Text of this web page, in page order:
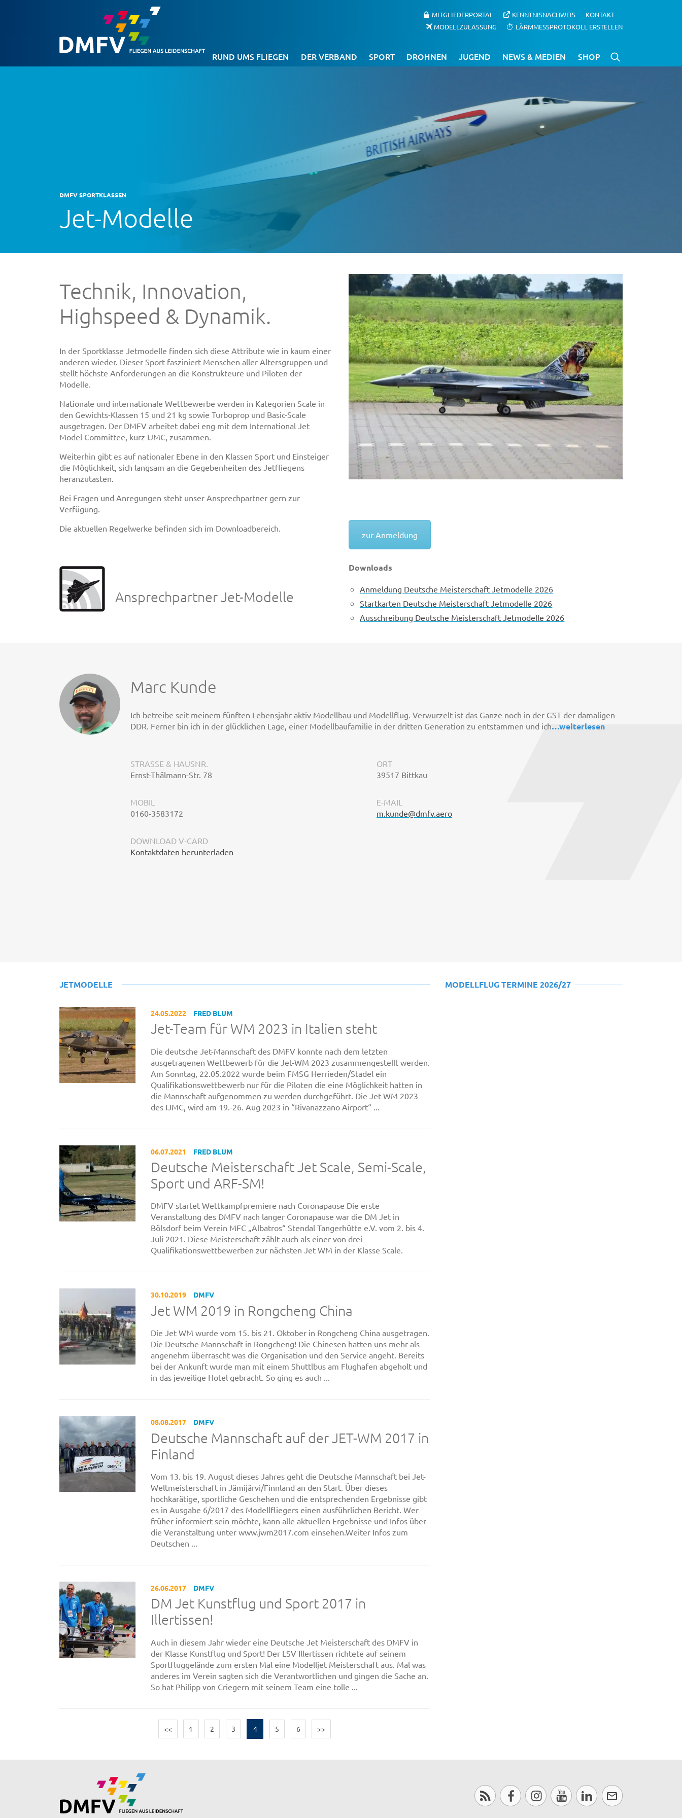
MITGLIEDERPORTAL KENNTNISNACHWEIS
KONTAKT
MODELLZULASSUNG
LÄRMMESSPROTOKOLL ERSTELLEN
RUND UMS FLIEGEN DER VERBAND SPORT DROHNEN JUGEND NEWS & MEDIEN SHOP
DMFV SPORTKLASSEN
Jet-Modelle
Technik, Innovation,
Highspeed & Dynamik.
In der Sportklasse Jetmodelle finden sich diese Attribute wie in kaum einer
anderen wieder. Dieser Sport fasziniert Menschen aller Altersgruppen und
stellt höchste Anforderungen an die Konstrukteure und Piloten der
Modelle.
Nationale und internationale Wettbewerbe werden in Kategorien Scale in
den Gewichts-Klassen 15 und 21 kg sowie Turboprop und Basic-Scale
ausgetragen. Der DMFV arbeitet dabei eng mit dem International Jet
Model Committee, kurz IJMC, zusammen.
Weiterhin gibt es auf nationaler Ebene in den Klassen Sport und Einsteiger
die Möglichkeit, sich langsam an die Gegebenheiten des Jetfliegens
heranzutasten.
Bei Fragen und Anregungen steht unser Ansprechpartner gern zur
Verfügung.
Die aktuellen Regelwerke befinden sich im Downloadbereich.
zur Anmeldung
Ansprechpartner Jet-Modelle
Downloads
Anmeldung Deutsche Meisterschaft Jetmodelle 2026
Startkarten Deutsche Meisterschaft Jetmodelle 2026
Ausschreibung Deutsche Meisterschaft Jetmodelle 2026
Marc Kunde
Ich betreibe seit meinem fünften Lebensjahr aktiv Modellbau und Modellflug. Verwurzelt ist das Ganze noch in der GST der damaligen
DDR. Ferner bin ich in der glücklichen Lage, einer Modellbaufamilie in der dritten Generation zu entstammen und ich…weiterlesen
STRASSE & HAUSNR.
Ernst-Thälmann-Str. 78
ORT
39517 Bittkau
MOBIL
0160-3583172
E-MAIL
m.kunde@dmfv.aero
DOWNLOAD V-CARD
Kontaktdaten herunterladen
JETMODELLE
24.05.2022 FRED BLUM
Jet-Team für WM 2023 in Italien steht
Die deutsche Jet-Mannschaft des DMFV konnte nach dem letzten
ausgetragenen Wettbewerb für die Jet-WM 2023 zusammengestellt werden.
Am Sonntag, 22.05.2022 wurde beim FMSG Herrieden/Stadel ein
Qualifikationswettbewerb nur für die Piloten die eine Möglichkeit hatten in
die Mannschaft aufgenommen zu werden durchgeführt. Die Jet WM 2023
des IJMC, wird am 19.-26. Aug 2023 in “Rivanazzano Airport“ ...
06.07.2021 FRED BLUM
Deutsche Meisterschaft Jet Scale, Semi-Scale,
Sport und ARF-SM!
DMFV startet Wettkampfpremiere nach Coronapause Die erste
Veranstaltung des DMFV nach langer Coronapause war die DM Jet in
Bölsdorf beim Verein MFC „Albatros“ Stendal Tangerhütte e.V. vom 2. bis 4.
Juli 2021. Diese Meisterschaft zählt auch als einer von drei
Qualifikationswettbewerben zur nächsten Jet WM in der Klasse Scale.
30.10.2019 DMFV
Jet WM 2019 in Rongcheng China
Die Jet WM wurde vom 15. bis 21. Oktober in Rongcheng China ausgetragen.
Die Deutsche Mannschaft in Rongcheng! Die Chinesen hatten uns mehr als
angenehm überrascht was die Organisation und den Service angeht. Bereits
bei der Ankunft wurde man mit einem Shuttlbus am Flughafen abgeholt und
in das jeweilige Hotel gebracht. So ging es auch ...
08.08.2017 DMFV
Deutsche Mannschaft auf der JET-WM 2017 in
Finland
Vom 13. bis 19. August dieses Jahres geht die Deutsche Mannschaft bei Jet-
Weltmeisterschaft in Jämijärvi/Finnland an den Start. Über dieses
hochkarätige, sportliche Geschehen und die entsprechenden Ergebnisse gibt
es in Ausgabe 6/2017 des Modellfliegers einen ausführlichen Bericht. Wer
früher informiert sein möchte, kann alle aktuellen Ergebnisse und Infos über
die Veranstaltung unter www.jwm2017.com einsehen.Weiter Infos zum
Deutschen ...
26.06.2017 DMFV
DM Jet Kunstflug und Sport 2017 in
Illertissen!
Auch in diesem Jahr wieder eine Deutsche Jet Meisterschaft des DMFV in
der Klasse Kunstflug und Sport! Der LSV Illertissen richtete auf seinem
Sportfluggelände zum ersten Mal eine Modelljet Meisterschaft aus. Mal was
anderes im Verein sagten sich die Verantwortlichen und gingen die Sache an.
So hat Philipp von Criegern mit seinem Team eine tolle ...
<< 1 2 3 4 5 6 >>
MODELLFLUG TERMINE 2026/27